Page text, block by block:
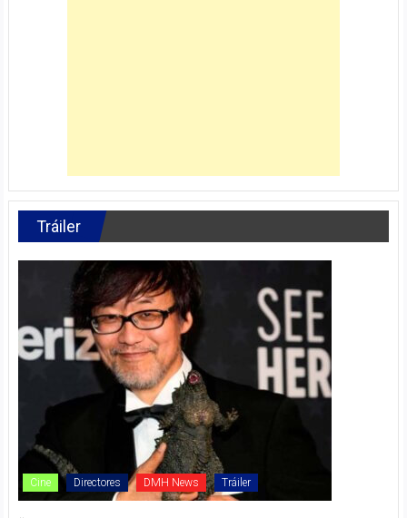
Tráiler
Cine Directores DMH News Tráiler